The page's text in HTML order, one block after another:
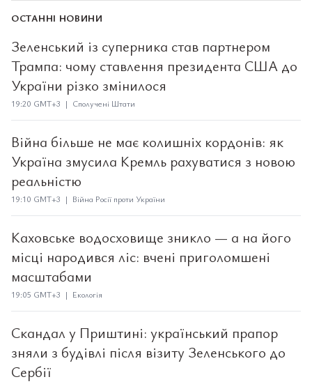
ОСТАННІ НОВИНИ
Зеленський із суперника став партнером
Трампа: чому ставлення президента США до
України різко змінилося
19:20 GMT+3 | Сполучені Штати
Війна більше не має колишніх кордонів: як
Україна змусила Кремль рахуватися з новою
реальністю
19:10 GMT+3 | Війна Росії проти України
Каховське водосховище зникло — а на його
місці народився ліс: вчені приголомшені
масштабами
19:05 GMT+3 | Екологія
Скандал у Приштині: український прапор
зняли з будівлі після візиту Зеленського до
Сербії